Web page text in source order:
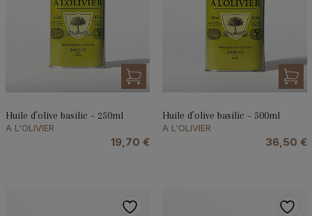
Huile d’olive basilic – 250ml
A L'OLIVIER
19,70 €
Huile d’olive basilic – 500ml
A L'OLIVIER
36,50 €